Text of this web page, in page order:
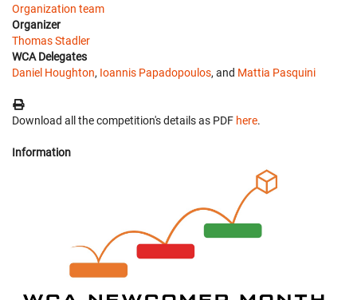
Organization team
Organizer
Thomas Stadler
WCA Delegates
Daniel Houghton, Ioannis Papadopoulos, and Mattia Pasquini
Download all the competition's details as PDF here.
Information